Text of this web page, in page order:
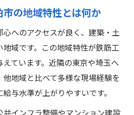
て独立を目指す道
で独立を目指す際の地域別給
年収と地域別給与の関係性
業する際に知るべき年収傾向
場を意識した独立準備のコツ
の年収に与える影響を検証
の地域特性とは何か
へのアクセスが良く、建築・土
域です。この地域特性が鉄筋工
ています。近隣の東京や埼玉へ
地域と比べて多様な現場経験を
与水準が上がりやすいです。